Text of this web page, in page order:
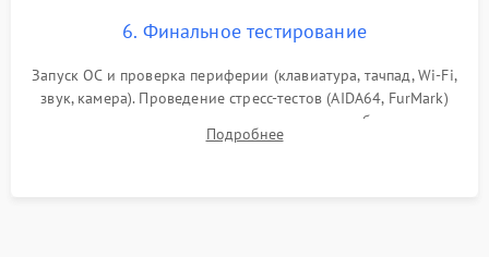
6. Финальное тестирование
Запуск ОС и проверка периферии (клавиатура, тачпад, Wi-Fi,
звук, камера). Проведение стресс-тестов (AIDA64, FurMark)
для контроля температурного режима и стабильности
системы под пиковой нагрузкой.
Подробнее